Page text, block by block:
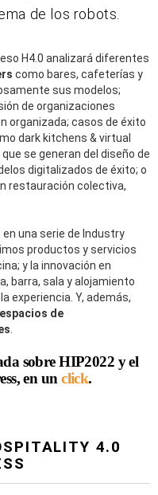
de los robots.
H4.0 analizará diferentes
como bares, cafeterías y
sus modelos;
de organizaciones
organizada; casos de éxito
dark kitchens & virtual
se generan del diseño de
digitalizados de éxito; o
restauración colectiva,
una serie de Industry
productos y servicios
y la innovación en
barra, sala y alojamiento
experiencia. Y, además,
de
sobre HIP2022 y el
en unclick.
4.0